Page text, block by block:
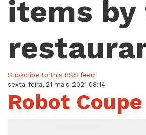
items by
Subscribe to this RSS feed
sexta-feira, 21 maio 2021 08:14
Robot Coupe